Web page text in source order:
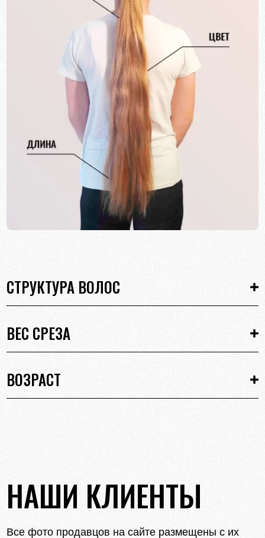
СТРУКТУРА ВОЛОС
ВЕС СРЕЗА
ВОЗРАСТ
НАШИ КЛИЕНТЫ
Все фото продавцов на сайте размещены с их